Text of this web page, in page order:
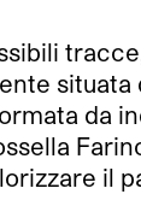
da
il